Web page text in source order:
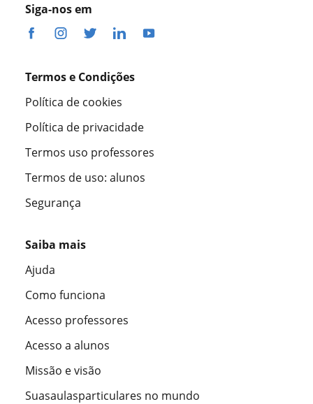
Siga-nos em
Termos e Condições
Política de cookies
Política de privacidade
Termos uso professores
Termos de uso: alunos
Segurança
Saiba mais
Ajuda
Como funciona
Acesso professores
Acesso a alunos
Missão e visão
Suasaulasparticulares no mundo